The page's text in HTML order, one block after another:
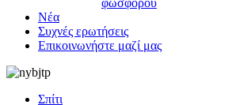
φωσφόρου
Νέα
Συχνές ερωτήσεις
Επικοινωνήστε μαζί μας
Σπίτι